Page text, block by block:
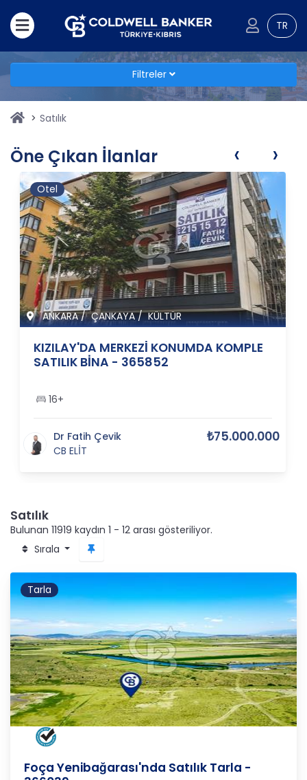
TR
Filtreler
Satılık
Öne Çıkan İlanlar
Otel
ANKARA/ ÇANKAYA/KÜLTÜR
KIZILAY'DA MERKEZİ KONUMDA KOMPLE
SATILIK BİNA - 365852
16+
Dr Fatih Çevik
CB ELİT
₺75.000.000
‹ ›
Satılık
Bulunan 11919 kaydın 1 - 12 arası gösteriliyor.
Sırala
Tarla
Foça Yenibağarası'nda Satılık Tarla -